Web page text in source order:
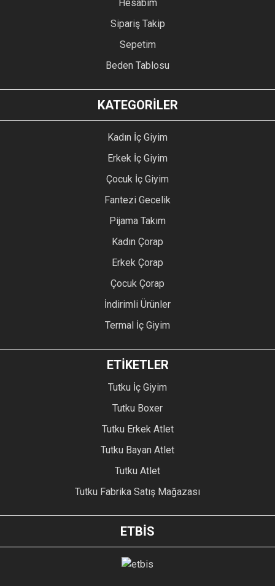
Hesabım
Sipariş Takip
Sepetim
Beden Tablosu
KATEGORİLER
Kadın İç Giyim
Erkek İç Giyim
Çocuk İç Giyim
Fantezi Gecelik
Pijama Takım
Kadın Çorap
Erkek Çorap
Çocuk Çorap
İndirimli Ürünler
Termal İç Giyim
ETİKETLER
Tutku İç Giyim
Tutku Boxer
Tutku Erkek Atlet
Tutku Bayan Atlet
Tutku Atlet
Tutku Fabrika Satış Mağazası
ETBİS